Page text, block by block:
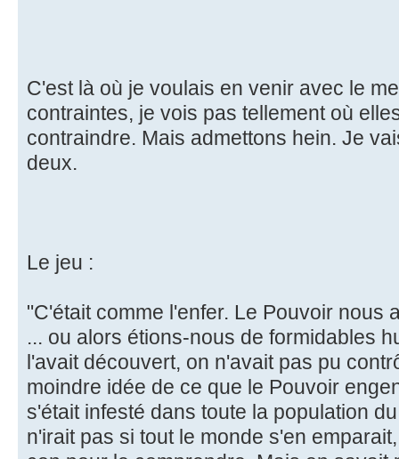
C'est là où je voulais en venir avec le
contraintes, je vois pas tellement où
contraindre. Mais admettons hein. Je
deux.
Le jeu :
"C'était comme l'enfer. Le Pouvoir nous
... ou alors étions-nous de formidables
l'avait découvert, on n'avait pas pu
moindre idée de ce que le Pouvoir
s'était infesté dans toute la population
n'irait pas si tout le monde s'en